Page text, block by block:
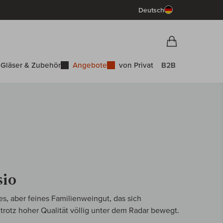
Deutsch
Gläser & Zubehör Angebote von Privat B2B
aber feines Familienweingut, das sich
hoher Qualität völlig unter dem Radar bewegt.